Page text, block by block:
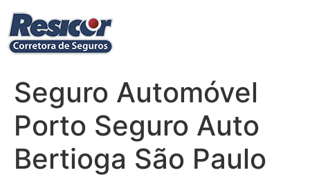
para
conteúdo
Seguro Automóvel
Porto Seguro Auto
Bertioga São Paulo